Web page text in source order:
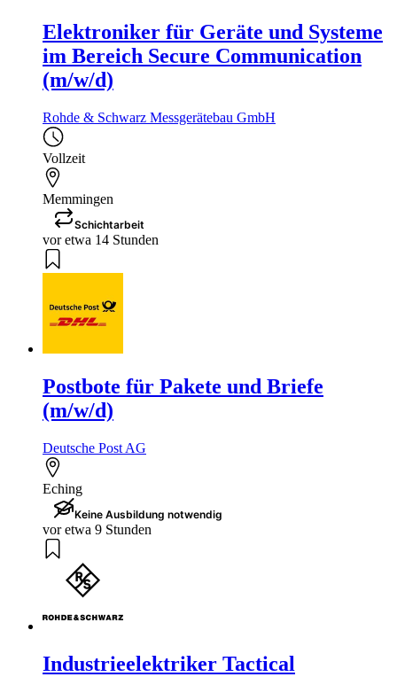
Elektroniker für Geräte und Systeme
im Bereich Secure Communication
(m/w/d)
Rohde & Schwarz Messgerätebau GmbH
Vollzeit
Memmingen
Schichtarbeit
vor etwa 14 Stunden
Postbote für Pakete und Briefe
(m/w/d)
Deutsche Post AG
Eching
Keine Ausbildung notwendig
vor etwa 9 Stunden
Industrieelektriker Tactical